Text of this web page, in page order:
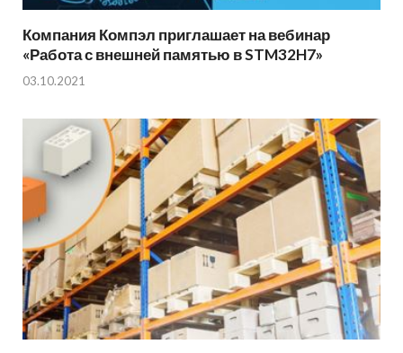
Компания Компэл приглашает на вебинар
«Работа с внешней памятью в STM32H7»
03.10.2021